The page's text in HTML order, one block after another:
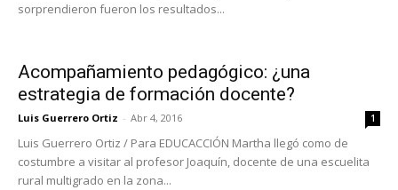
sorprendieron fueron los resultados...
Acompañamiento pedagógico: ¿una
estrategia de formación docente?
Luis Guerrero Ortiz - Abr 4, 2016 1
Luis Guerrero Ortiz / Para EDUCACCIÓN Martha llegó como de
costumbre a visitar al profesor Joaquín, docente de una escuelita
rural multigrado en la zona...